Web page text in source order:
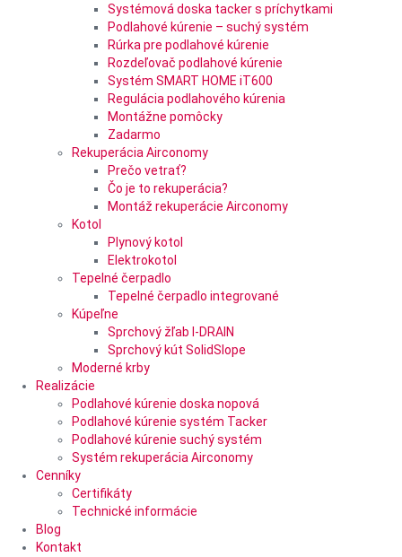
Systémová doska tacker s príchytkami
Podlahové kúrenie – suchý systém
Rúrka pre podlahové kúrenie
Rozdeľovač podlahové kúrenie
Systém SMART HOME iT600
Regulácia podlahového kúrenia
Montážne pomôcky
Zadarmo
Rekuperácia Airconomy
Prečo vetrať?
Čo je to rekuperácia?
Montáž rekuperácie Airconomy
Kotol
Plynový kotol
Elektrokotol
Tepelné čerpadlo
Tepelné čerpadlo integrované
Kúpeľne
Sprchový žľab I-DRAIN
Sprchový kút SolidSlope
Moderné krby
Realizácie
Podlahové kúrenie doska nopová
Podlahové kúrenie systém Tacker
Podlahové kúrenie suchý systém
Systém rekuperácia Airconomy
Cenníky
Certifikáty
Technické informácie
Blog
Kontakt